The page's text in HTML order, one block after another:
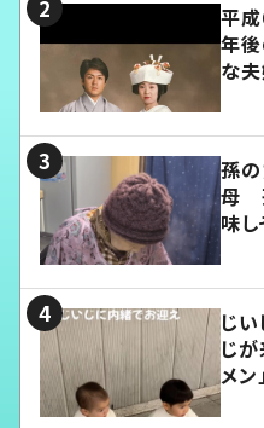
平
年後
な夫
孫
母
味し
じ
じ
メン